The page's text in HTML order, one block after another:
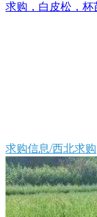
求购，白皮松，杯
求购信息/西北求购